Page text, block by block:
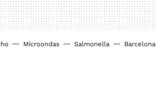
Microondas Salmonella Barcelona